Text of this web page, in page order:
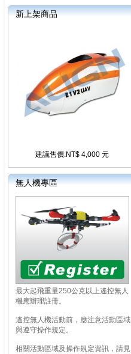
新上架商品
建議售價:NT$ 4,000 元
無人機專區
最大起飛重量250公克以上遙控無人
機應辦理註冊。
遙控無人機活動前，應注意活動區域
與遵守操作規定。
相關活動區域及操作規定資訊，請見